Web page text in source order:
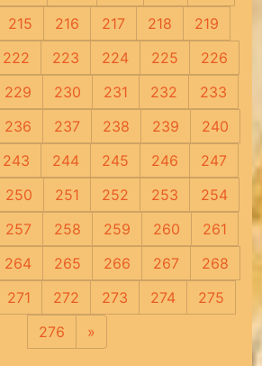
215 216 217 218
219
222 223 224 225
226
229 230 231 232
233
236 237 238 239
240
243 244 245 246
247
250 251 252 253
254
257 258 259 260
261
264 265 266 267
268
271 272 273 274
275
276
»